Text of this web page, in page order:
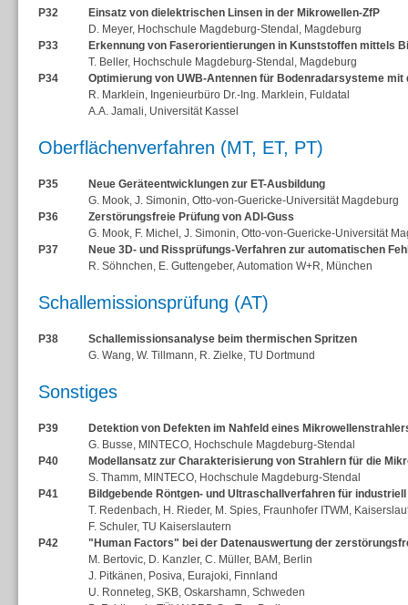
P32
Einsatz von dielektrischen Linsen in der Mikrowellen-ZfP
D. Meyer, Hochschule Magdeburg-Stendal, Magdeburg
P33
Erkennung von Faserorientierungen in Kunststoffen mittels
T. Beller, Hochschule Magdeburg-Stendal, Magdeburg
P34
Optimierung von UWB-Antennen für Bodenradarsysteme
R. Marklein, Ingenieurbüro Dr.-Ing. Marklein, Fuldatal
A.A. Jamali, Universität Kassel
Oberflächenverfahren (MT, ET, PT)
P35
Neue Geräteentwicklungen zur ET-Ausbildung
G. Mook, J. Simonin, Otto-von-Guericke-Universität Magdeburg
P36
Zerstörungsfreie Prüfung von ADI-Guss
G. Mook, F. Michel, J. Simonin, Otto-von-Guericke-Universität
P37
Neue 3D- und Rissprüfungs-Verfahren zur automatischen
R. Söhnchen, E. Guttengeber, Automation W+R, München
Schallemissionsprüfung (AT)
P38
Schallemissionsanalyse beim thermischen Spritzen
G. Wang, W. Tillmann, R. Zielke, TU Dortmund
Sonstiges
P39
Detektion von Defekten im Nahfeld eines
G. Busse, MINTECO, Hochschule Magdeburg-Stendal
P40
Modellansatz zur Charakterisierung von Strahlern für die
S. Thamm, MINTECO, Hochschule Magdeburg-Stendal
P41
Bildgebende Röntgen- und Ultraschallverfahren für
T. Redenbach, H. Rieder, M. Spies, Fraunhofer ITWM,
F. Schuler, TU Kaiserslautern
P42
"Human Factors" bei der Datenauswertung der
M. Bertovic, D. Kanzler, C. Müller, BAM, Berlin
J. Pitkänen, Posiva, Eurajoki, Finnland
U. Ronneteg, SKB, Oskarshamn, Schweden